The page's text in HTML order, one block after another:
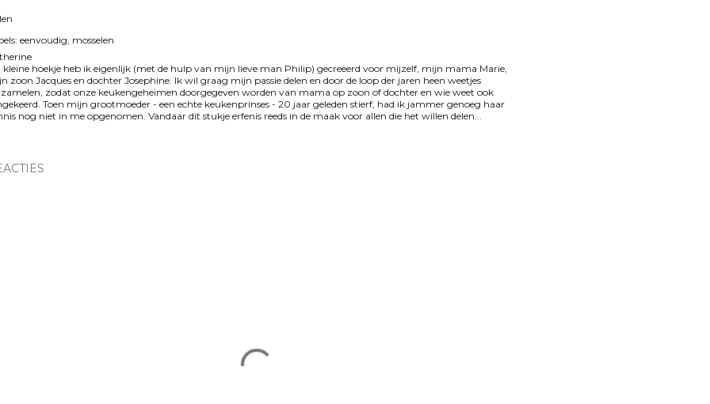
eenvoudig mosselen
kleine hoekje heb ik eigenlijk (met de hulp van mijn lieve man Philip) gecreëerd voor mijzelf, mijn mama Marie,
zoon Jacques en dochter Josephine. Ik wil graag mijn passie delen en door de loop der jaren heen weetjes
zodat onze keukengeheimen doorgegeven worden van mama op zoon of dochter en wie weet ook
Toen mijn grootmoeder - een echte keukenprinses - 20 jaar geleden stierf, had ik jammer genoeg haar
nog niet in me opgenomen. Vandaar dit stukje erfenis reeds in de maak voor allen die het willen delen...